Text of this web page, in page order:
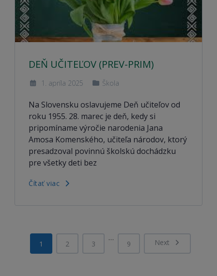
DEŇ UČITEĽOV (PREV-PRIM)
1. apríla 2025 Škola
Na Slovensku oslavujeme Deň učiteľov od
roku 1955. 28. marec je deň, kedy si
pripomíname výročie narodenia Jana
Amosa Komenského, učiteľa národov, ktorý
presadzoval povinnú školskú dochádzku
pre všetky deti bez
Čítať viac
1 2 3
…
9 Next